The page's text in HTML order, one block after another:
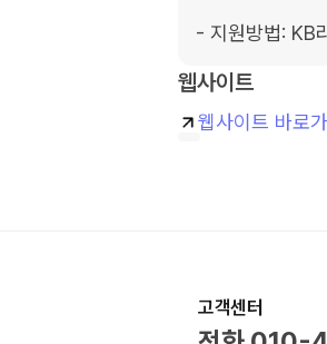
- 지원방법: KB
웹사이트
웹사이트 바로가
고객센터